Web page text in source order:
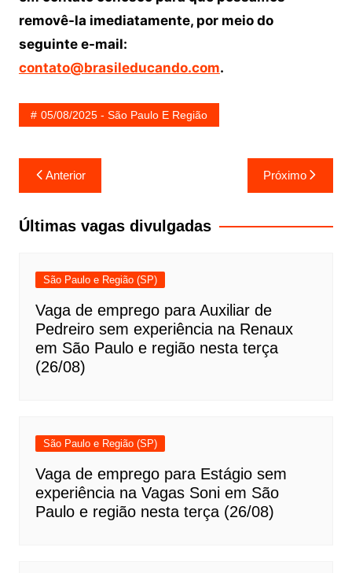
removê-la imediatamente, por meio do
seguinte e-mail:
contato@brasileducando.com.
05/08/2025 - São Paulo E Região
Navegação
de
Post
Anterior Próximo
Últimas vagas divulgadas
São Paulo e Região (SP)
Vaga de emprego para Auxiliar de
Pedreiro sem experiência na Renaux
em São Paulo e região nesta terça
(26/08)
São Paulo e Região (SP)
Vaga de emprego para Estágio sem
experiência na Vagas Soni em São
Paulo e região nesta terça (26/08)